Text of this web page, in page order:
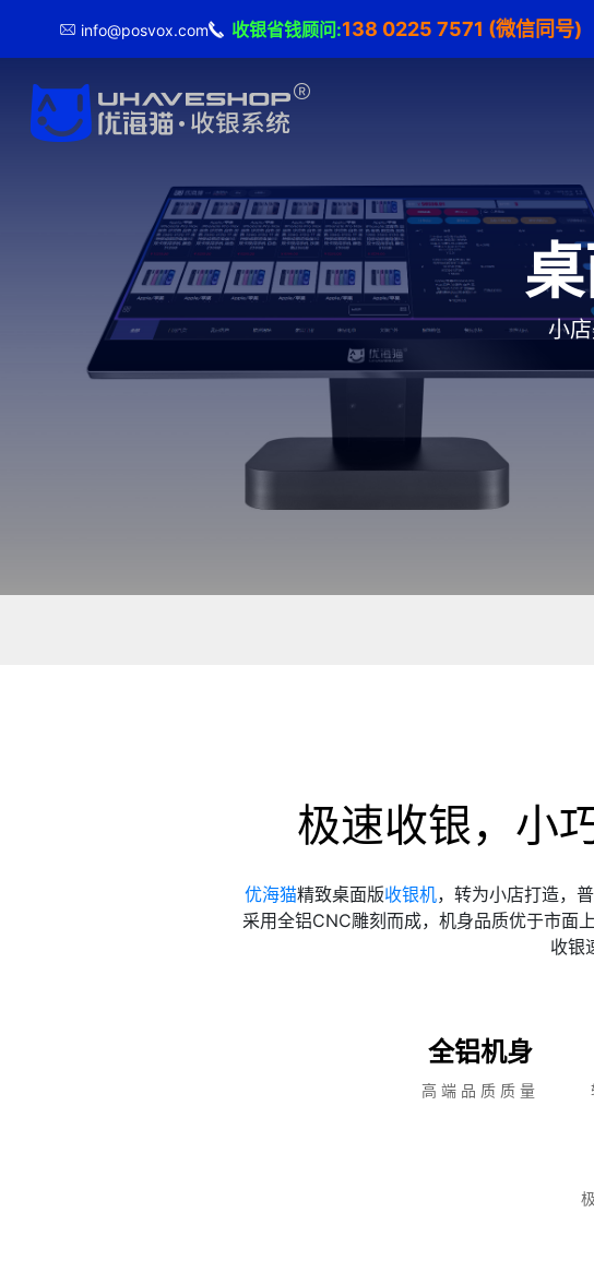
info@posvox.com 收银省钱顾问:138 0225 7571 (微信同号)
小
极速收银，小
优海猫精致桌面版收银机，转为小店打造，
采用全铝CNC雕刻而成，机身品质优于市面
收银
全铝机身
高端品质质量